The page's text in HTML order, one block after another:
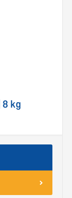
8 kg